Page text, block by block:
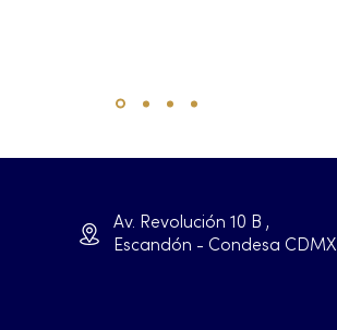
Av. Revolución 10 B ,
Escandón - Condesa CDMX